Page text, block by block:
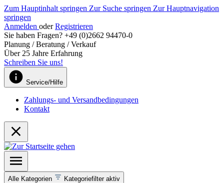
Zum Hauptinhalt springen Zur Suche springen Zur Hauptnavigation
springen
Anmelden oder Registrieren
Sie haben Fragen? +49 (0)2662 94470-0
Planung / Beratung / Verkauf
Über 25 Jahre Erfahrung
Schreiben Sie uns!
Service/Hilfe
Zahlungs- und Versandbedingungen
Kontakt
Alle Kategorien Kategoriefilter aktiv